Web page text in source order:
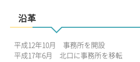
沿革
平成12年10月 事務所を開設
平成17年6月 北口に事務所を移転